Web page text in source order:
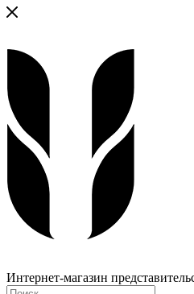
Интернет-магазин